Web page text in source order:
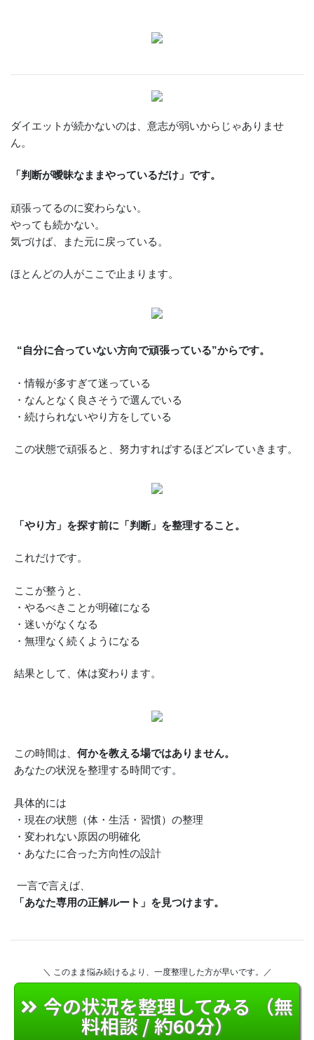
ダイエットが続かないのは、意志が弱いからじゃありませ
ん。
「判断が曖昧なままやっているだけ」です。
頑張ってるのに変わらない。
やっても続かない。
気づけば、また元に戻っている。
ほとんどの人がここで止まります。
“自分に合っていない方向で頑張っている”からです。
・情報が多すぎて迷っている
・なんとなく良さそうで選んでいる
・続けられないやり方をしている
この状態で頑張ると、努力すればするほどズレていきます。
「やり方」を探す前に「判断」を整理すること。
これだけです。
ここが整うと、
・やるべきことが明確になる
・迷いがなくなる
・無理なく続くようになる
結果として、体は変わります。
この時間は、 何かを教える場ではありません。
あなたの状況を整理する時間です。
具体的には
・現在の状態（体・生活・習慣）の整理
・変われない原因の明確化
・あなたに合った方向性の設計
一言で言えば、
「あなた専用の正解ルート」を見つけます。
＼ このまま悩み続けるより、一度整理した方が早いです。／
今の状況を整理してみる （無
料相談 / 約60分）